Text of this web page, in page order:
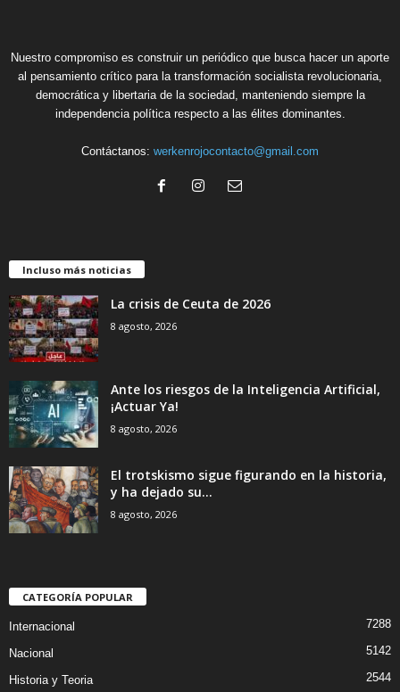
Nuestro compromiso es construir un periódico que busca hacer un aporte
al pensamiento crítico para la transformación socialista revolucionaria,
democrática y libertaria de la sociedad, manteniendo siempre la
independencia política respecto a las élites dominantes.
Contáctanos: werkenrojocontacto@gmail.com
Incluso más noticias
La crisis de Ceuta de 2026
8 agosto, 2026
Ante los riesgos de la Inteligencia Artificial,
¡Actuar Ya!
8 agosto, 2026
El trotskismo sigue figurando en la historia,
y ha dejado su...
8 agosto, 2026
CATEGORÍA POPULAR
Internacional 7288
Nacional 5142
Historia y Teoria 2544